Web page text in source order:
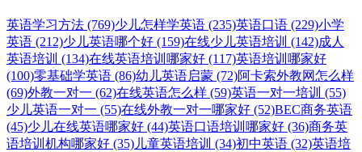
英语学习方法 (769)少儿怎样学英语 (235)英语口语 (229)小学
英语 (212)少儿英语哪个好 (159)在线少儿英语培训 (142)成人
英语培训 (134)在线英语培训哪家好 (117)英语培训哪家好
(100)零基础学英语 (86)幼儿英语启蒙 (72)阿卡索外教网怎么样
(69)外教一对一 (62)在线英语怎么样 (59)英语一对一培训 (55)
少儿英语一对一 (55)在线外教一对一哪家好 (52)BEC商务英语
(45)少儿在线英语哪家好 (44)英语口语培训哪家好 (36)商务英
语培训机构哪家好 (35) 儿童英语培训 (34)初中英语 (32)英语培